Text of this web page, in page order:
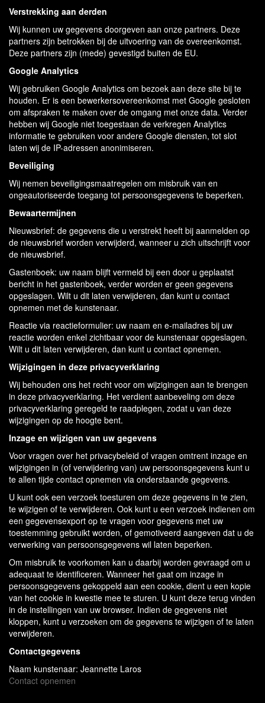
Verstrekking aan derden
Wij kunnen uw gegevens doorgeven aan onze partners. Deze
partners zijn betrokken bij de uitvoering van de overeenkomst.
Deze partners zijn (mede) gevestigd buiten de EU.
Google Analytics
Wij gebruiken Google Analytics om bezoek aan deze site bij te
houden. Er is een bewerkersovereenkomst met Google gesloten
om afspraken te maken over de omgang met onze data. Verder
hebben wij Google niet toegestaan de verkregen Analytics
informatie te gebruiken voor andere Google diensten, tot slot
laten wij de IP-adressen anonimiseren.
Beveiliging
Wij nemen beveiligingsmaatregelen om misbruik van en
ongeautoriseerde toegang tot persoonsgegevens te beperken.
Bewaartermijnen
Nieuwsbrief: de gegevens die u verstrekt heeft bij aanmelden op
de nieuwsbrief worden verwijderd, wanneer u zich uitschrijft voor
de nieuwsbrief.
Gastenboek: uw naam blijft vermeld bij een door u geplaatst
bericht in het gastenboek, verder worden er geen gegevens
opgeslagen. Wilt u dit laten verwijderen, dan kunt u contact
opnemen met de kunstenaar.
Reactie via reactieformulier: uw naam en e-mailadres bij uw
reactie worden enkel zichtbaar voor de kunstenaar opgeslagen.
Wilt u dit laten verwijderen, dan kunt u contact opnemen.
Wijzigingen in deze privacyverklaring
Wij behouden ons het recht voor om wijzigingen aan te brengen
in deze privacyverklaring. Het verdient aanbeveling om deze
privacyverklaring geregeld te raadplegen, zodat u van deze
wijzigingen op de hoogte bent.
Inzage en wijzigen van uw gegevens
Voor vragen over het privacybeleid of vragen omtrent inzage en
wijzigingen in (of verwijdering van) uw persoonsgegevens kunt u
te allen tijde contact opnemen via onderstaande gegevens.
U kunt ook een verzoek toesturen om deze gegevens in te zien,
te wijzigen of te verwijderen. Ook kunt u een verzoek indienen om
een gegevensexport op te vragen voor gegevens met uw
toestemming gebruikt worden, of gemotiveerd aangeven dat u de
verwerking van persoonsgegevens wil laten beperken.
Om misbruik te voorkomen kan u daarbij worden gevraagd om u
adequaat te identificeren. Wanneer het gaat om inzage in
persoonsgegevens gekoppeld aan een cookie, dient u een kopie
van het cookie in kwestie mee te sturen. U kunt deze terug vinden
in de instellingen van uw browser. Indien de gegevens niet
kloppen, kunt u verzoeken om de gegevens te wijzigen of te laten
verwijderen.
Contactgegevens
Naam kunstenaar: Jeannette Laros
Contact opnemen